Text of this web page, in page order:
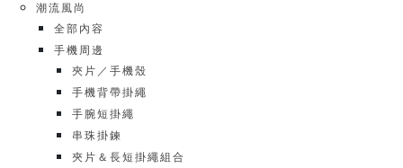
潮流風尚
全部內容
手機周邊
夾片／手機殼
手機背帶掛繩
手腕短掛繩
串珠掛鍊
夾片＆長短掛繩組合